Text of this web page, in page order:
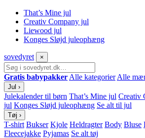
That’s Mine jul
Creativ Company jul
Liewood jul
Konges Sløjd juleophæng
sovedyret ×
Gratis babypakker Alle kategorier Alle
Jul ›
Julekalender til børn That’s Mine jul Creativ
jul Konges Sløjd juleophæng Se alt til jul
Tøj ›
T-shirt Bukser Kjole Heldragter Body Bluse
Fleecejakke Pyjamas Se alt tøj